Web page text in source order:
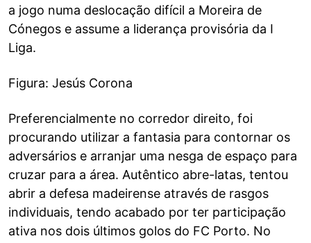
a jogo numa deslocação difícil a Moreira de
Cónegos e assume a liderança provisória da I
Liga.
Figura: Jesús Corona
Preferencialmente no corredor direito, foi
procurando utilizar a fantasia para contornar os
adversários e arranjar uma nesga de espaço para
cruzar para a área. Autêntico abre-latas, tentou
abrir a defesa madeirense através de rasgos
individuais, tendo acabado por ter participação
ativa nos dois últimos golos do FC Porto. No